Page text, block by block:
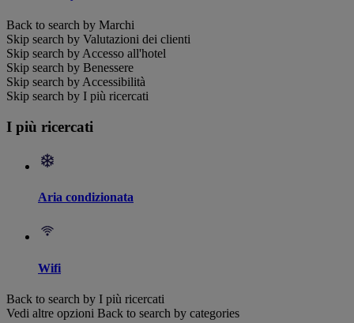
Back to search by Marchi
Skip search by Valutazioni dei clienti
Skip search by Accesso all'hotel
Skip search by Benessere
Skip search by Accessibilità
Skip search by I più ricercati
I più ricercati
Aria condizionata
Wifi
Back to search by I più ricercati
Vedi altre opzioni Back to search by categories